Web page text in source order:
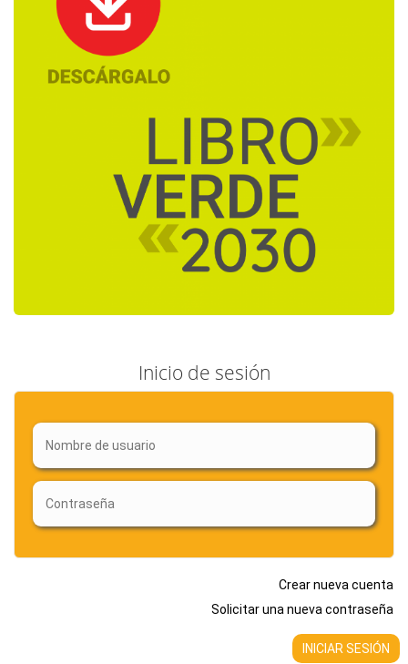
Inicio de sesión
Crear nueva cuenta
Solicitar una nueva contraseña